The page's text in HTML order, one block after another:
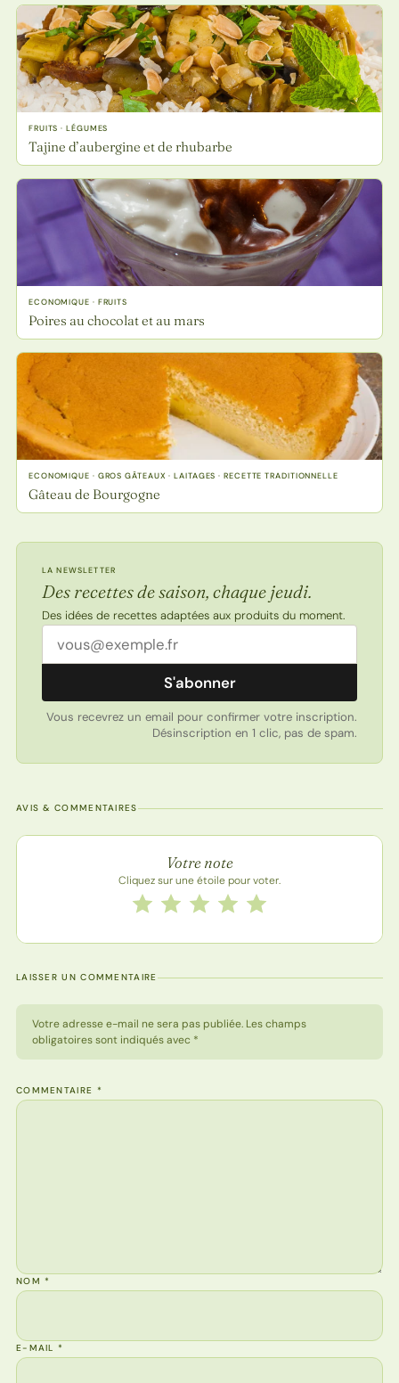
FRUITS · LÉGUMES
Tajine d’aubergine et de rhubarbe
ECONOMIQUE · FRUITS
Poires au chocolat et au mars
ECONOMIQUE · GROS GÂTEAUX · LAITAGES · RECETTE TRADITIONNELLE
Gâteau de Bourgogne
LA NEWSLETTER
Des recettes de saison, chaque jeudi.
Des idées de recettes adaptées aux produits du moment.
Adresse email
S'abonner
Vous recevrez un email pour confirmer votre inscription.
Désinscription en 1 clic, pas de spam.
AVIS & COMMENTAIRES
Note de la recette
Votre note
Cliquez sur une étoile pour voter.
Notez cette recette de 1 à 5 étoiles
5 étoiles
4 étoiles
3 étoiles
2 étoiles
1 étoile
LAISSER UN COMMENTAIRE
Votre adresse e-mail ne sera pas publiée. Les champs
obligatoires sont indiqués avec *
COMMENTAIRE *
NOM*
E-MAIL*